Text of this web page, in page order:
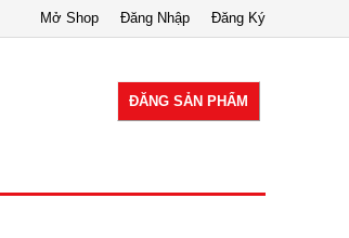
Đăng Ký
Đăng Nhập
Mở Shop
ĐĂNG SẢN PHẨM